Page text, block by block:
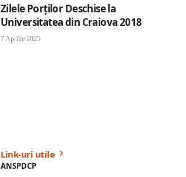
Zilele Porților Deschise la
Universitatea din Craiova 2018
7 Aprilie 2025
Link-uri utile
ANSPDCP